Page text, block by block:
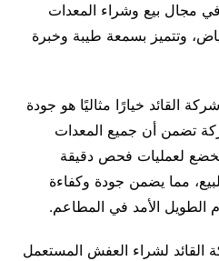
مجال بيع وشراء المعدات
وتتميز بسمعة طيبة وخبرة
القائد خيارًا مثاليًا هو جودة
تضمن أن جميع المعدات
تخضع لعمليات فحص دقيقة
مما يضمن جودة وكفاءة
الطويل الأمد في المطاعم.
القائد لشراء العفش المستعمل